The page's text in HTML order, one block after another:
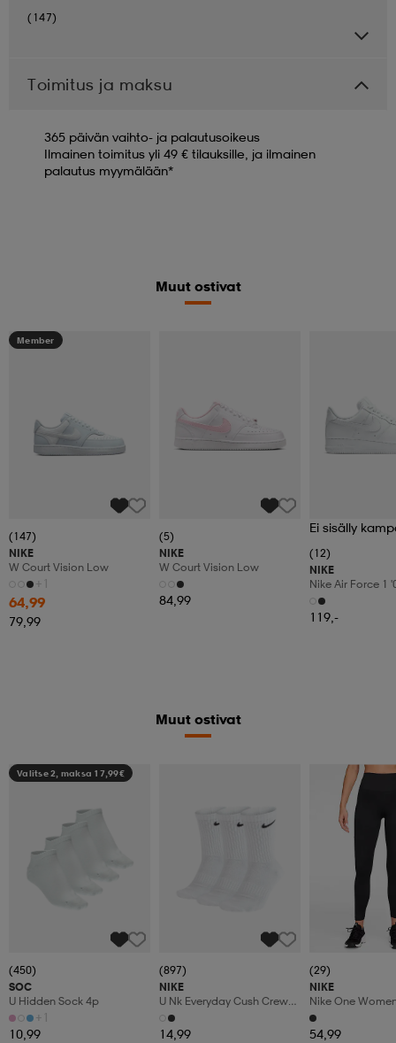
(147)
Toimitus ja maksu
365 päivän vaihto- ja palautusoikeus
Ilmainen toimitus yli 49 € tilauksille, ja ilmainen
palautus myymälään*
Muut ostivat
Member
(147)
NIKE
W Court Vision Low
+1
64,99
79,99
(5)
NIKE
W Court Vision Low
84,99
Ei sisälly
(12)
NIKE
Nike Air Force 1
Women's Shoes
119,-
Muut ostivat
Valitse 2, maksa 17,99€
(450)
SOC
U Hidden Sock 4p
+1
10,99
(897)
NIKE
U Nk Everyday Cush Crew
3pr
14,99
(29)
NIKE
Nike One
Waisted 7/8 L
54,99